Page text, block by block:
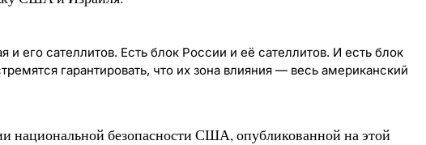
и его сателлитов. Есть блок России и её сателлитов. И есть блок
гарантировать, что их зона влияния — весь американский
национальной безопасности США, опубликованной на этой